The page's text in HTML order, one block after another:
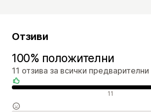
Отзиви
100% положителни
11 отзива за всички
Положителни отзиви 11